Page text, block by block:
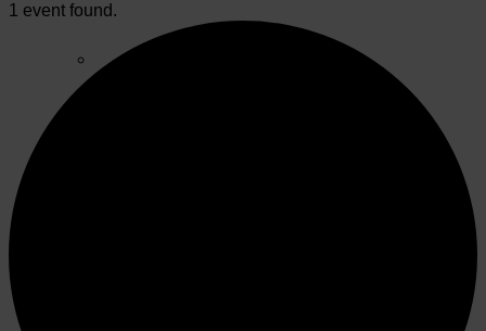
English
1 event found.